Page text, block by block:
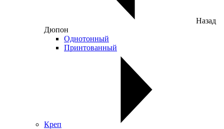
Назад
Дюпон
Однотонный
Принтованный
Креп